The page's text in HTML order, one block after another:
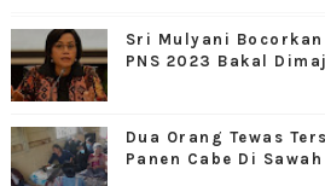
Sri Mulyani Bocorkan
PNS 2023 Bakal
Dua Orang Tewas
Panen Cabe Di Sawah